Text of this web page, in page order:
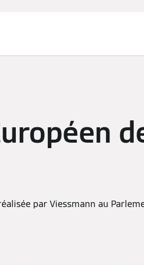
par Viessmann au